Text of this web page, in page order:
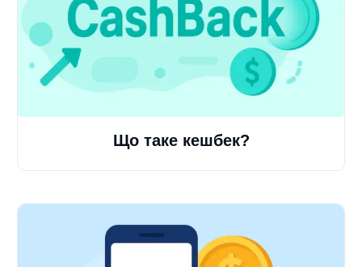
Що таке кешбек?